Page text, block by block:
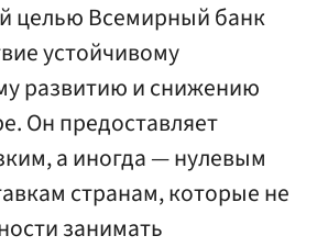
целью Всемирный банк
устойчивому
развитию и снижению
Он предоставляет
а иногда — нулевым
странам, которые не
занимать